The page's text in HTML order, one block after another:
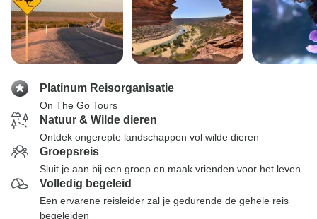
Platinum Reisorganisatie
On The Go Tours
Natuur & Wilde dieren
Ontdek ongerepte landschappen vol wilde dieren
Groepsreis
Sluit je aan bij een groep en maak vrienden voor het leven
Volledig begeleid
Een ervarene reisleider zal je gedurende de gehele reis
begeleiden